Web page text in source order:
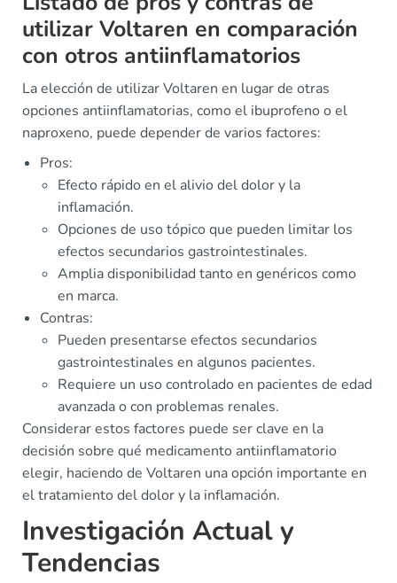
utilizar Voltaren en comparación
con otros antiinflamatorios
La elección de utilizar Voltaren en lugar de otras
opciones antiinflamatorias, como el ibuprofeno o el
naproxeno, puede depender de varios factores:
Pros:
Efecto rápido en el alivio del dolor y la
inflamación.
Opciones de uso tópico que pueden limitar los
efectos secundarios gastrointestinales.
Amplia disponibilidad tanto en genéricos como
en marca.
Contras:
Pueden presentarse efectos secundarios
gastrointestinales en algunos pacientes.
Requiere un uso controlado en pacientes de edad
avanzada o con problemas renales.
Considerar estos factores puede ser clave en la
decisión sobre qué medicamento antiinflamatorio
elegir, haciendo de Voltaren una opción importante en
el tratamiento del dolor y la inflamación.
Investigación Actual y
Tendencias